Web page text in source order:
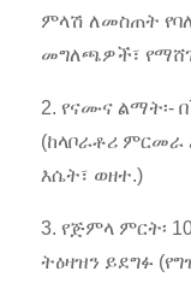
ምላሽ ለመስጠት
መግለጫዎች፣
2. የናሙና ልማት፡-
(ከላቦራቶሪ ምርመራ
እሴት፣ ወዘተ.)
3. የጅምላ ምርት፡
ትዕዛዝን ይደግፉ